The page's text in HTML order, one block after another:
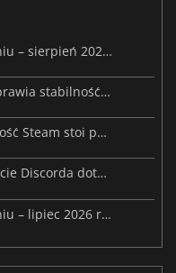
Premiery gier wideo w tym tygodniu – sierpień 2026 r. (32. tydzień)
Nowa aktualizacja w Palworld poprawia stabilność Sunreach i walk z bossami
Projekt Helix znów w grze, przyszłość Steam stoi pod znakiem zapytania
Złośliwe oprogramowanie i przejęcie Discorda dotknęły Meccha Chameleon
Premiery gier wideo w tym tygodniu – lipiec 2026 r. (tydzień 31)